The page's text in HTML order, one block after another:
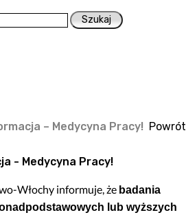
– Medycyna Pracy! Powrót
- Medycyna Pracy!
Włochy informuje, że badania
lub wyższych